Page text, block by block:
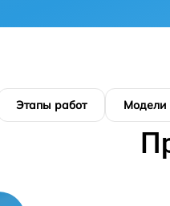
Этапы работ Модели